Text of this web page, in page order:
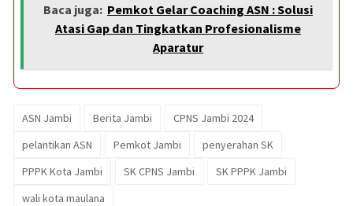
Baca juga: Pemkot Gelar Coaching ASN : Solusi
Atasi Gap dan Tingkatkan Profesionalisme
Aparatur
ASN Jambi Berita Jambi
CPNS Jambi 2024
pelantikan ASN
Pemkot Jambi
penyerahan SK
PPPK Kota Jambi
SK CPNS Jambi
SK PPPK Jambi
wali kota maulana